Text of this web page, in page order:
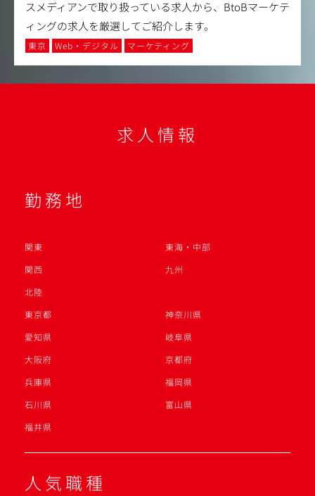
スメディアンで取り扱っている求人から、BtoBマーケテ
ィングの求人を厳選してご紹介します。
東京 Web・デジタル マーケティング
求人情報
勤務地
関東
東海・中部
関西
九州
北陸
東京都
神奈川県
愛知県
岐阜県
大阪府
京都府
兵庫県
福岡県
石川県
富山県
福井県
人気職種